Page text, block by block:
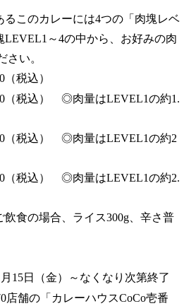
るこのカレーには4つの「肉塊レベ
LEVEL1～4の中から、お好みの肉
さい。
税込）
（税込） ◎肉量はLEVEL1の約1.
（税込） ◎肉量はLEVEL1の約2
（税込） ◎肉量はLEVEL1の約2.
食の場合、ライス300g、辛さ普
15日（金）～なくなり次第終了
店舗の「カレーハウスCoCo壱番